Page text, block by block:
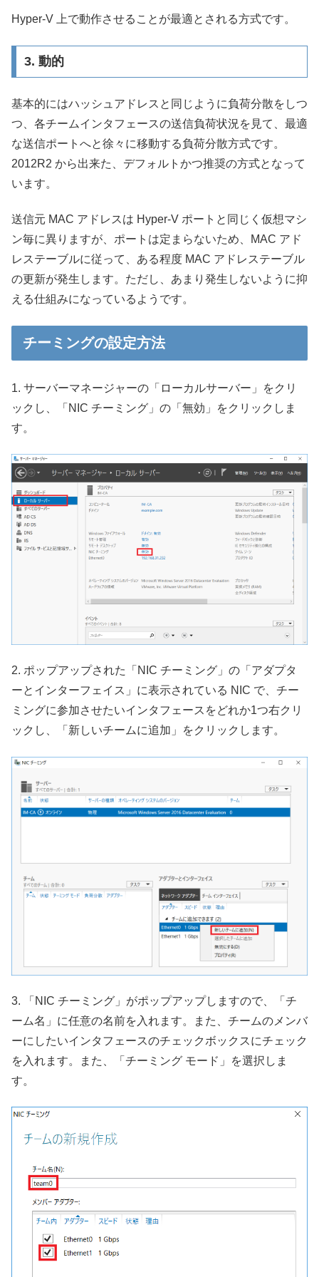
Hyper-V 上で動作させることが最適とされる方式です。
3. 動的
基本的にはハッシュアドレスと同じように負荷分散をしつ
つ、各チームインタフェースの送信負荷状況を見て、最適
な送信ポートへと徐々に移動する負荷分散方式です。
2012R2 から出来た、デフォルトかつ推奨の方式となって
います。
送信元 MAC アドレスは Hyper-V ポートと同じく仮想マシ
ン毎に異りますが、ポートは定まらないため、MAC アド
レステーブルに従って、ある程度 MAC アドレステーブル
の更新が発生します。ただし、あまり発生しないように抑
える仕組みになっているようです。
チーミングの設定方法
1. サーバーマネージャーの「ローカルサーバー」をクリ
ックし、「NIC チーミング」の「無効」をクリックしま
す。
2. ポップアップされた「NIC チーミング」の「アダプタ
ーとインターフェイス」に表示されている NIC で、チー
ミングに参加させたいインタフェースをどれか1つ右クリ
ックし、「新しいチームに追加」をクリックします。
3. 「NIC チーミング」がポップアップしますので、「チ
ーム名」に任意の名前を入れます。また、チームのメンバ
ーにしたいインタフェースのチェックボックスにチェック
を入れます。また、「チーミング モード」を選択しま
す。